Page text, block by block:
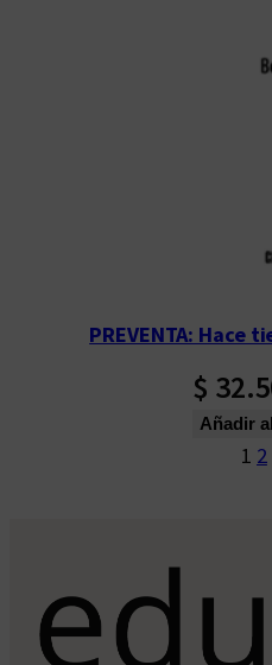
PREVENTA: Hace
$
Añadir
1 2